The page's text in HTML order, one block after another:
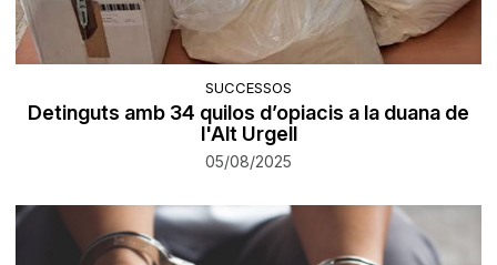
SUCCESSOS
Detinguts amb 34 quilos d’opiacis a la duana de
l'Alt Urgell
05/08/2025